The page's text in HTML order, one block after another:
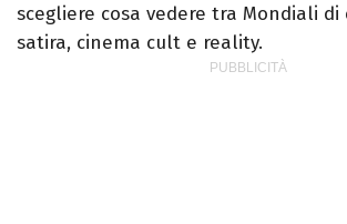
scegliere cosa vedere tra Mondiali di
satira, cinema cult e reality.